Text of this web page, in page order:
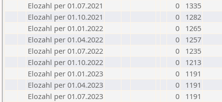
Elozahl per 01.07.2021
0
1335
Elozahl per 01.10.2021
0
1282
Elozahl per 01.01.2022
0
1265
Elozahl per 01.04.2022
0
1257
Elozahl per 01.07.2022
0
1235
Elozahl per 01.10.2022
0
1213
Elozahl per 01.01.2023
0
1191
Elozahl per 01.04.2023
0
1191
Elozahl per 01.07.2023
0
1191